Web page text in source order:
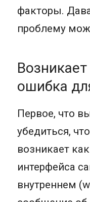
факторы.
проблему
ошибка
Первое, что
убедиться,
возникает
интерфейса
внутреннем